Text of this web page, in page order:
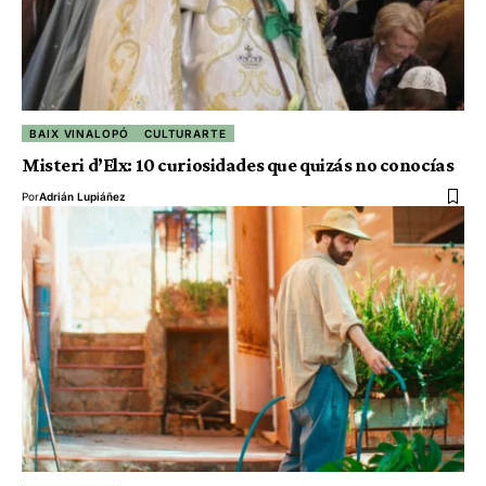
BAIX VINALOPÓ CULTURARTE
Misteri d’Elx: 10 curiosidades que quizás no conocías
PorAdrián Lupiáñez